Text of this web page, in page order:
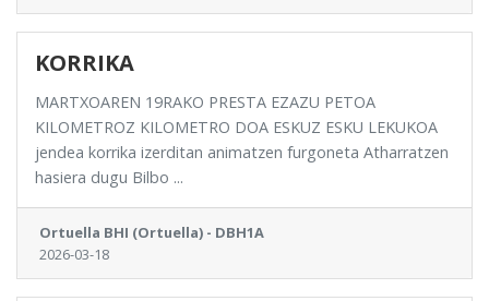
KORRIKA
MARTXOAREN 19RAKO PRESTA EZAZU PETOA
KILOMETROZ KILOMETRO DOA ESKUZ ESKU LEKUKOA
jendea korrika izerditan animatzen furgoneta Atharratzen
hasiera dugu Bilbo ...
Ortuella BHI (Ortuella) - DBH1A
2026-03-18